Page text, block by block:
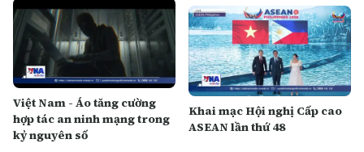
Việt Nam - Áo tăng cường
hợp tác an ninh mạng trong
kỷ nguyên số
Khai mạc Hội nghị Cấp cao
ASEAN lần thứ 48